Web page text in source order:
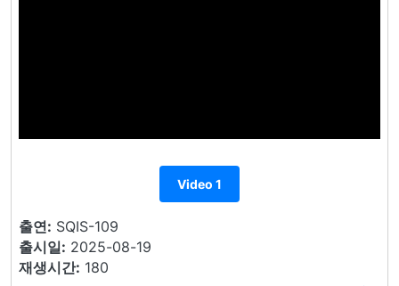
Video 1
출연: SQIS-109
출시일: 2025-08-19
재생시간: 180